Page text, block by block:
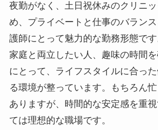
夜勤がなく、土日祝休みのクリニ
め、プライベートと仕事のバラン
護師にとって魅力的な勤務形態で
家庭と両立したい人、趣味の時間
にとって、ライフスタイルに合っ
る環境が整っています。もちろん
ありますが、時間的な安定感を重
ては理想的な職場です。